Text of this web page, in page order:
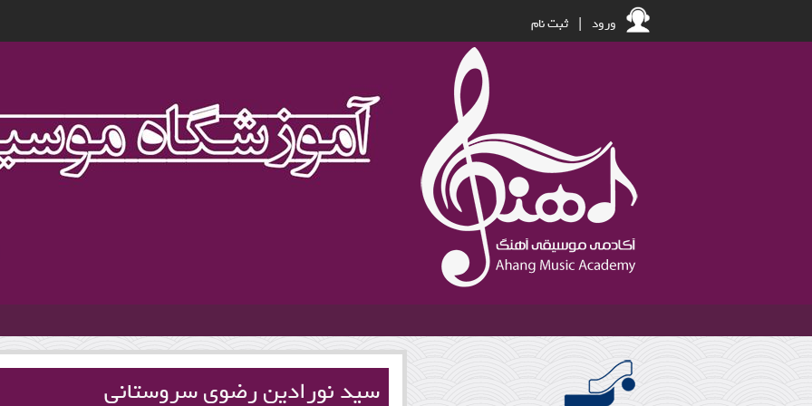
ورود | ثبت نام
خنیا یا موسیقی چیست؟
سید نورادین رضوی سروستانی